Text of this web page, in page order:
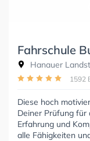
Fahrschule
Hanauer
1592
Diese hoch
Deiner Prüfung für
Erfahrung und
alle Fähigkeiten